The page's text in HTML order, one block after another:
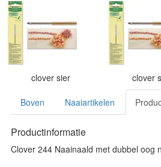
clover sier clover
Boven Naaiartikelen
Productinformatie
Clover 244 Naainaald met dubbel oog